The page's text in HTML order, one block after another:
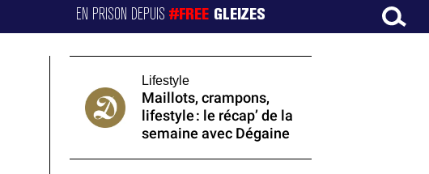
EN PRISON DEPUIS#FREE GLEIZES
Lifestyle
Maillots, crampons,
lifestyle : le récap’ de la
semaine avec Dégaine